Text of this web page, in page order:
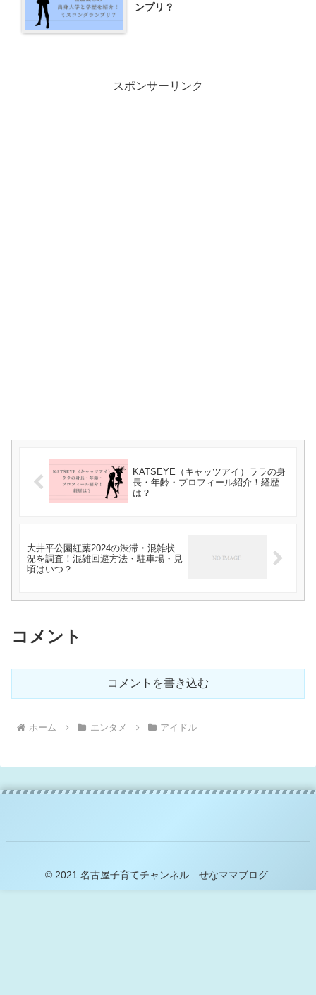
ンプリ？
スポンサーリンク
KATSEYE（キャッツアイ）ララの身
長・年齢・プロフィール紹介！経歴
は？
大井平公園紅葉2024の渋滞・混雑状
況を調査！混雑回避方法・駐車場・見
頃はいつ？
コメント
コメントを書き込む
ホーム エンタメ アイドル
© 2021 名古屋子育てチャンネル せなママブログ.